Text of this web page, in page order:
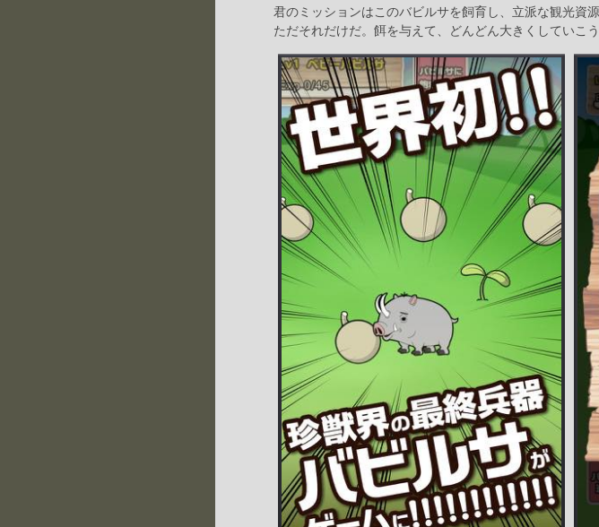
君のミッションはこのバビルサを飼育し、立派な観光資
ただそれだけだ。餌を与えて、どんどん大きくしていこう